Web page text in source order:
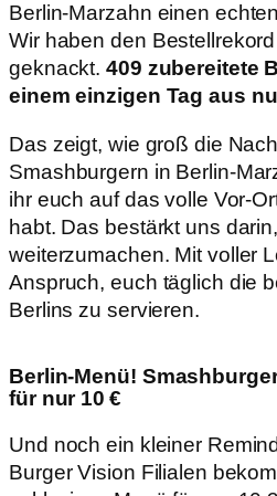
Berlin-Marzahn einen
Wir haben den
geknackt. 409 zubereitete
einem einzigen Tag aus
Das zeigt, wie groß die
Smashburgern in Berlin-
ihr euch auf das volle Vor-
habt. Das bestärkt uns
weiterzumachen. Mit voller
Anspruch, euch täglich die
Berlins zu servieren.
Berlin-Menü!
für nur 10 €
Und noch ein kleiner
Burger Vision Filialen